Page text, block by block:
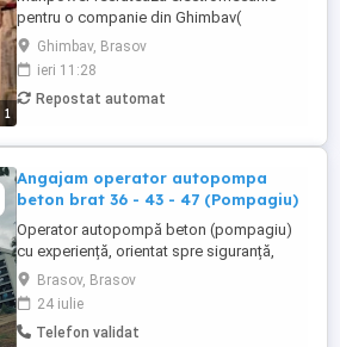
1
pentru o companie din Ghimbav(
producatoare de carton ondulat)-
responsabil cu întreținerea și repararea
instalațiilor și utilajelor industriale care
includ și elemente mecanice și electrice
principale: - monitorizeaza și execută ...
Ghimbav, Brasov
ieri 11:28
Repostat automat
Angajam operator autopompa
beton brat 36 - 43 - 47 (Pompagiu)
Operator autopompă beton (pompagiu)
cu experiență, orientat spre siguranță,
eficiență și întreținerea corectă a utilajului.
Atestate și Permis de Conducere: - Permis
auto: Categoriile C, CE (fără incidente
rutiere). - Atestat profesional: Transport
Brasov, Brasov
24 iulie
Telefon validat